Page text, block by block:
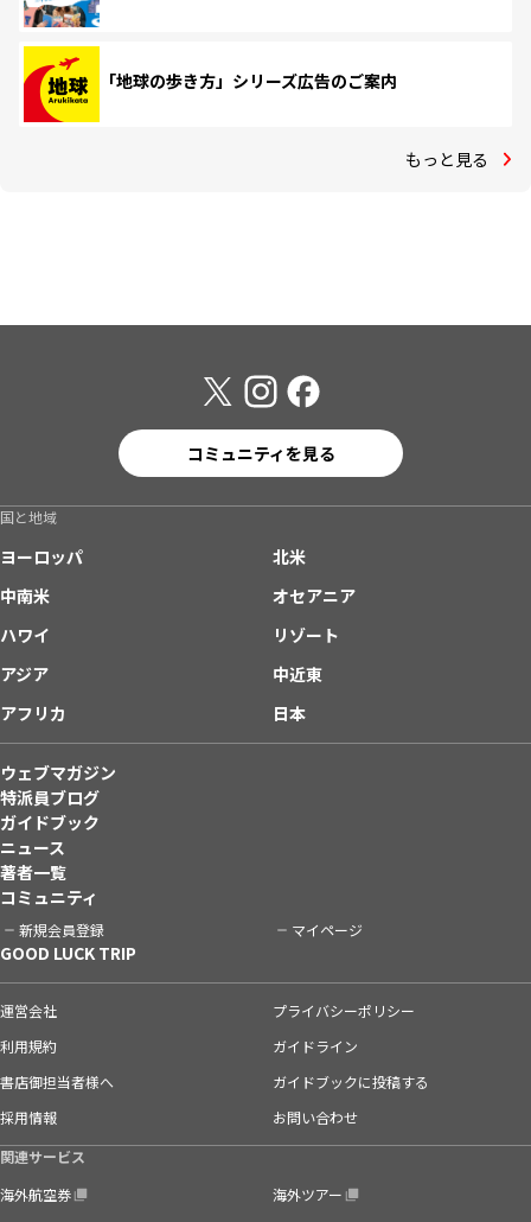
「地球の歩き方」シリーズ広告のご案内
もっと見る
コミュニティを見る
国と地域
ヨーロッパ
北米
中南米
オセアニア
ハワイ
リゾート
アジア
中近東
アフリカ
日本
ウェブマガジン
特派員ブログ
ガイドブック
ニュース
著者一覧
コミュニティ
新規会員登録 マイページ
GOOD LUCK TRIP
運営会社
プライバシーポリシー
利用規約
ガイドライン
書店御担当者様へ
ガイドブックに投稿する
採用情報
お問い合わせ
関連サービス
海外航空券
海外ツアー